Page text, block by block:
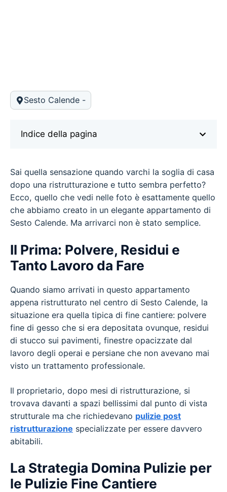
Sesto Calende -
Indice della pagina
Sai quella sensazione quando varchi la soglia di casa
dopo una ristrutturazione e tutto sembra perfetto?
Ecco, quello che vedi nelle foto è esattamente quello
che abbiamo creato in un elegante appartamento di
Sesto Calende. Ma arrivarci non è stato semplice.
Il Prima: Polvere, Residui e
Tanto Lavoro da Fare
Quando siamo arrivati in questo appartamento
appena ristrutturato nel centro di Sesto Calende, la
situazione era quella tipica di fine cantiere: polvere
fine di gesso che si era depositata ovunque, residui
di stucco sui pavimenti, finestre opacizzate dal
lavoro degli operai e persiane che non avevano mai
visto un trattamento professionale.
Il proprietario, dopo mesi di ristrutturazione, si
trovava davanti a spazi bellissimi dal punto di vista
strutturale ma che richiedevano pulizie post
ristrutturazione specializzate per essere davvero
abitabili.
La Strategia Domina Pulizie per
le Pulizie Fine Cantiere